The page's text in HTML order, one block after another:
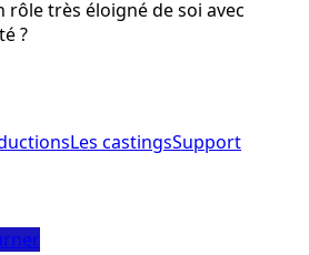
très éloigné de soi avec
?
Les castingsSupport